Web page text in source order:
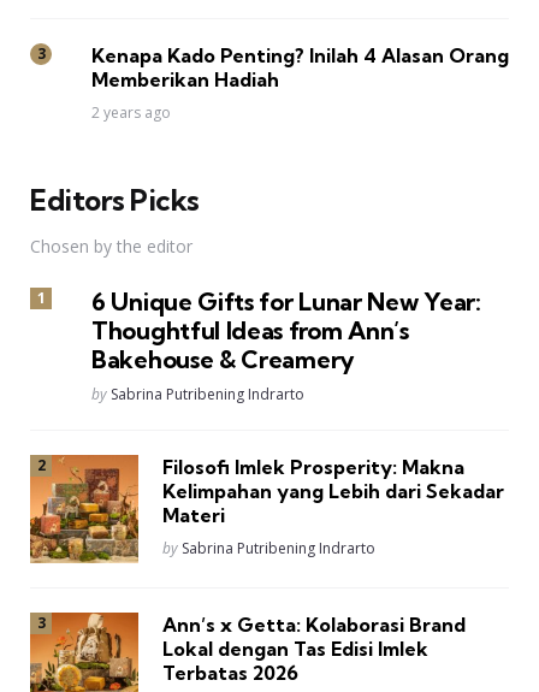
Kenapa Kado Penting? Inilah 4 Alasan Orang
Memberikan Hadiah
2 years ago
Editors Picks
Chosen by the editor
6 Unique Gifts for Lunar New Year:
Thoughtful Ideas from Ann’s
Bakehouse & Creamery
Posted
by Sabrina Putribening Indrarto
Filosofi Imlek Prosperity: Makna
Kelimpahan yang Lebih dari Sekadar
Materi
Posted
by Sabrina Putribening Indrarto
Ann’s x Getta: Kolaborasi Brand
Lokal dengan Tas Edisi Imlek
Terbatas 2026